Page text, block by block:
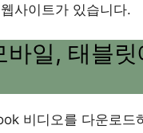
사이트가 있습니다.
바일, 태블
비디오를 다운로드